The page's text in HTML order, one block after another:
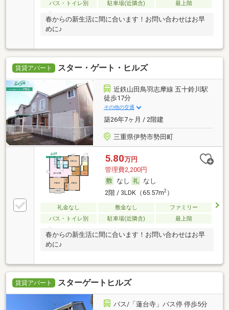
バス・トイレ別
駐車場(近隣含) 最上階
春からの新生活に間に合います！お問い合わせはお早
めに♪
賃貸アパート スター・ゲート・ヒルズ
近鉄山田鳥羽志摩線 五十鈴川駅
徒歩17分
その他の交通
築26年7ヶ月 / 2階建
三重県伊勢市勢田町
5.80万円
管理費2,200円
なし
なし
2階 / 3LDK（65.57m2）
礼金なし 敷金なし
ファミリー
バス・トイレ別
駐車場(近隣含) 最上階
春からの新生活に間に合います！お問い合わせはお早
めに♪
賃貸アパート スターゲートヒルズ
バス/「蓮台寺」バス停 停歩5分